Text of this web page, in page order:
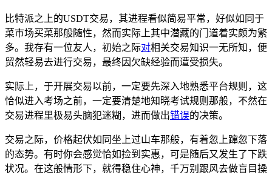
比特派之上的USDT交易，其进程看似简易平常，好似如同于
菜市场买菜那般随性，然而实际上其中潜藏的门道着实颇为繁
多。我存有一位友人，初始之际对相关交易知识一无所知，便
贸然轻易去进行交易，最终因欠缺经验而遭受损失。
实际上，于开展交易以前，一定要先深入地熟悉平台规则，这
恰似进入考场之前，一定要清楚地知晓考试规则那般，不然在
交易进程里极易头脑犯迷糊，进而做出错误的决策。
交易之际，价格起伏如同坐上过山车那般，有着忽上蹿忽下落
的态势。有时你会感觉恰如捡到实惠，可是随后又发生了下跌
状况。在这般情形下，就得稳住心神，千万别跟风去做盲目操